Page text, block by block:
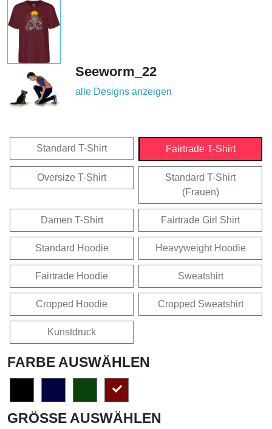
Seeworm_22
alle Designs anzeigen
Standard T-Shirt Fairtrade T-Shirt
Oversize T-Shirt
Standard T-Shirt
(Frauen)
Damen T-Shirt Fairtrade Girl Shirt
Standard Hoodie Heavyweight Hoodie
Fairtrade Hoodie Sweatshirt
Cropped Hoodie Cropped Sweatshirt
Kunstdruck
FARBE AUSWÄHLEN
GRÖSSE AUSWÄHLEN